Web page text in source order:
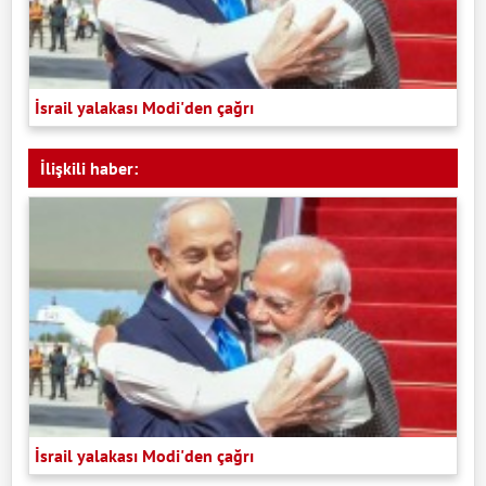
İsrail yalakası Modi'den çağrı
İlişkili haber:
İsrail yalakası Modi'den çağrı